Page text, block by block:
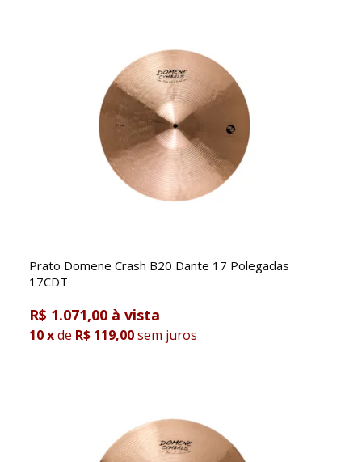
Prato Domene Crash B20 Dante 17 Polegadas
17CDT
R$ 1.071,00
10xde R$ 119,00sem juros